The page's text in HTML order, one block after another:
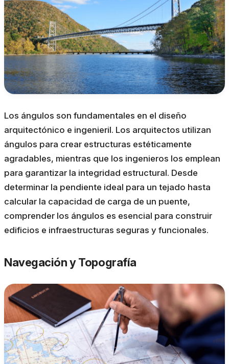
Los ángulos son fundamentales en el diseño
arquitectónico e ingenieril. Los arquitectos utilizan
ángulos para crear estructuras estéticamente
agradables, mientras que los ingenieros los emplean
para garantizar la integridad estructural. Desde
determinar la pendiente ideal para un tejado hasta
calcular la capacidad de carga de un puente,
comprender los ángulos es esencial para construir
edificios e infraestructuras seguras y funcionales.
Navegación y Topografía